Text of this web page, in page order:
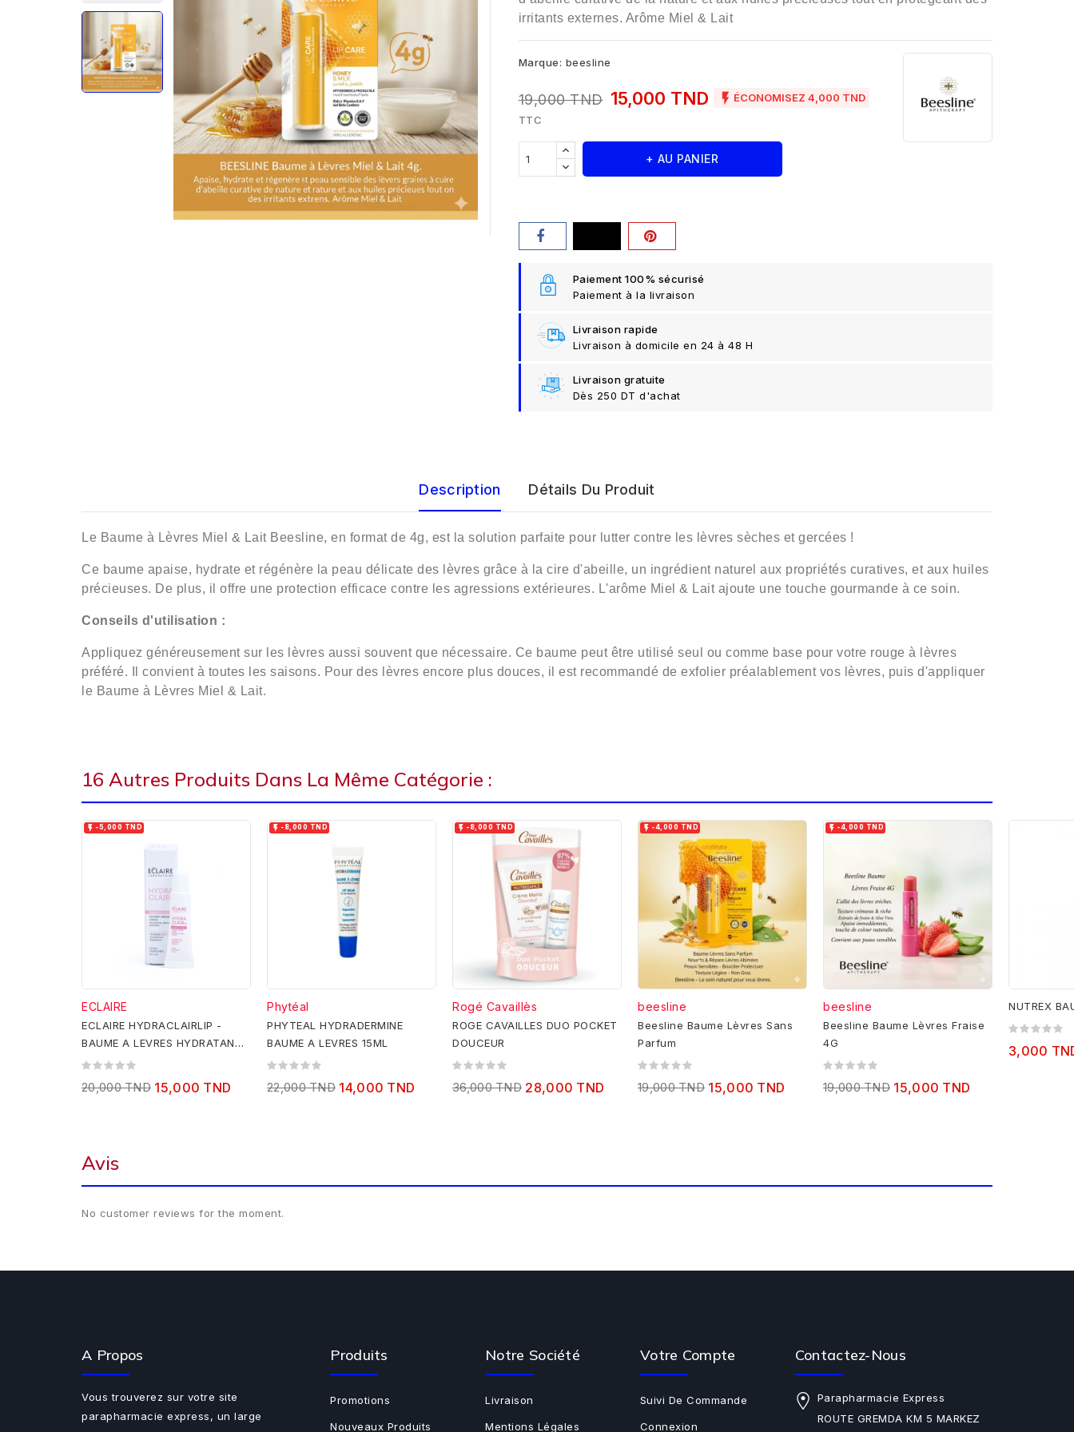
irritants externes. Arôme Miel & Lait
Marque: beesline
19,000 TND 15,000 TND  ÉCONOMISEZ 4,000 TND
TTC
+ AU PANIER
Paiement 100% sécurisé
Paiement à la livraison
Livraison rapide
Livraison à domicile en 24 à 48 H
Livraison gratuite
Dès 250 DT d'achat
Description Détails Du Produit
Le Baume à Lèvres Miel & Lait Beesline, en format de 4g, est la solution parfaite pour lutter contre les lèvres sèches et gercées !
Ce baume apaise, hydrate et régénère la peau délicate des lèvres grâce à la cire d'abeille, un ingrédient naturel aux propriétés curatives, et aux huiles
précieuses. De plus, il offre une protection efficace contre les agressions extérieures. L'arôme Miel & Lait ajoute une touche gourmande à ce soin.
Conseils d'utilisation :
Appliquez généreusement sur les lèvres aussi souvent que nécessaire. Ce baume peut être utilisé seul ou comme base pour votre rouge à lèvres
préféré. Il convient à toutes les saisons. Pour des lèvres encore plus douces, il est recommandé de exfolier préalablement vos lèvres, puis d'appliquer
le Baume à Lèvres Miel & Lait.
16 Autres Produits Dans La Même Catégorie :
 -5,000 TND
ECLAIRE
ECLAIRE HYDRACLAIRLIP -
BAUME A LEVRES HYDRATANT
12ML
20,000 TND 15,000 TND
 -8,000 TND
Phytéal
PHYTEAL HYDRADERMINE
BAUME A LEVRES 15ML
22,000 TND 14,000 TND
 -8,000 TND
Rogé Cavaillès
ROGE CAVAILLES DUO POCKET
DOUCEUR
36,000 TND 28,000 TND
 -4,000 TND
beesline
Beesline Baume Lèvres Sans
Parfum
19,000 TND 15,000 TND
 -4,000 TND
beesline
Beesline Baume Lèvres Fraise
4G
19,000 TND 15,000 TND
NUTREX
3,000
Avis
No customer reviews for the moment.
A Propos
Vous trouverez sur votre site
parapharmacie express, un large
Produits
Promotions
Nouveaux Produits
Notre Société
Livraison
Mentions Légales
Votre Compte
Suivi De Commande
Connexion
Contactez-Nous
Parapharmacie Express
ROUTE GREMDA KM 5 MARKEZ